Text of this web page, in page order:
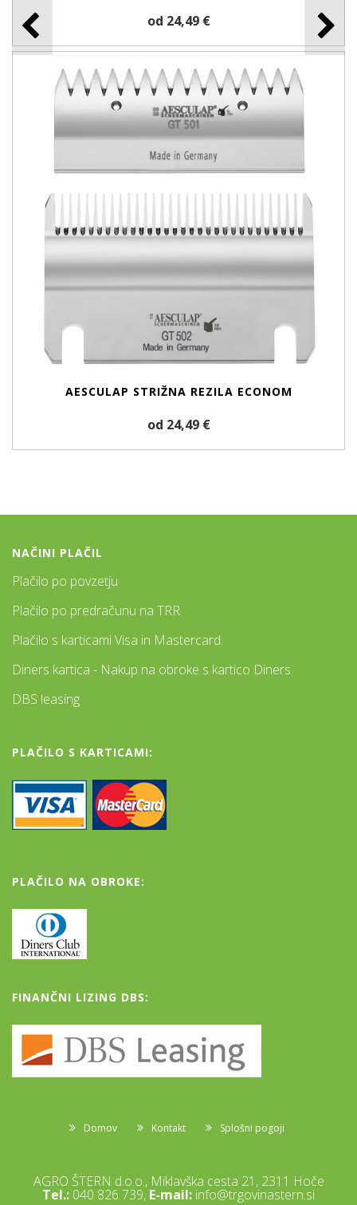
od 24,49 €
AESCULAP STRIŽNA REZILA ECONOM
od 24,49 €
NAČINI PLAČIL
Plačilo po povzetju
Plačilo po predračunu na TRR
Plačilo s karticami Visa in Mastercard.
Diners kartica - Nakup na obroke s kartico Diners
DBS leasing
PLAČILO S KARTICAMI:
PLAČILO NA OBROKE:
FINANČNI LIZING DBS:
Domov Kontakt Splošni pogoji
AGRO ŠTERN d.o.o., Miklavška cesta 21, 2311 Hoče
Tel.: 040 826 739, E-mail: info@trgovinastern.si